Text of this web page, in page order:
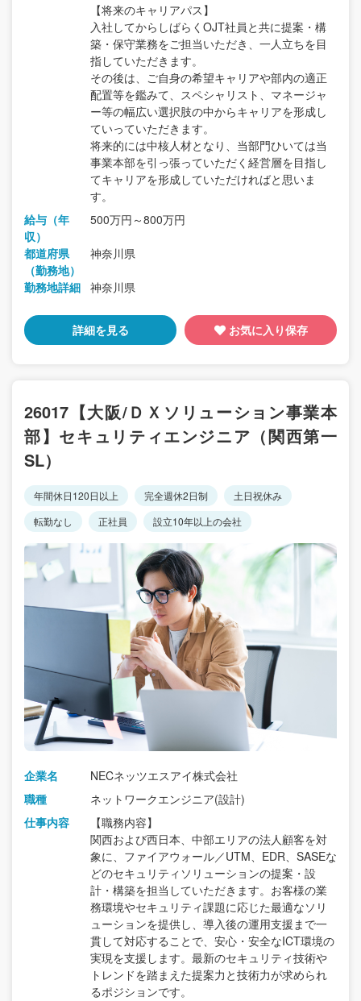
【将来のキャリアパス】
入社してからしばらくOJT社員と共に提案・構
築・保守業務をご担当いただき、一人立ちを目
指していただきます。
その後は、ご自身の希望キャリアや部内の適正
配置等を鑑みて、スペシャリスト、マネージャ
ー等の幅広い選択肢の中からキャリアを形成し
ていっていただきます。
将来的には中核人材となり、当部門ひいては当
事業本部を引っ張っていただく経営層を目指し
てキャリアを形成していただければと思いま
す。
給与（年
収）
500万円～800万円
都道府県
（勤務地）
神奈川県
勤務地詳細 神奈川県
詳細を見る お気に入り保存
26017【大阪/ＤＸソリューション事業本
部】セキュリティエンジニア（関西第一
SL）
年間休日120日以上 完全週休2日制
土日祝休み
転勤なし
正社員 設立10年以上の会社
企業名
NECネッツエスアイ株式会社
職種
ネットワークエンジニア(設計)
仕事内容
【職務内容】
関西および西日本、中部エリアの法人顧客を対
象に、ファイアウォール／UTM、EDR、SASEな
どのセキュリティソリューションの提案・設
計・構築を担当していただきます。お客様の業
務環境やセキュリティ課題に応じた最適なソリ
ューションを提供し、導入後の運用支援まで一
貫して対応することで、安心・安全なICT環境の
実現を支援します。最新のセキュリティ技術や
トレンドを踏まえた提案力と技術力が求められ
るポジションです。